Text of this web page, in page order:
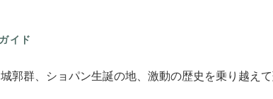
イド
郭群、ショパン生誕の地、激動の歴史を乗り越え